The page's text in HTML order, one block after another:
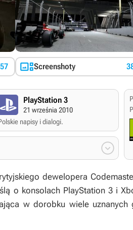
57 Screenshoty
PlayStation 3
21 września 2010
napisy i dialogi.

dewelopera
o konsolach PlayStation 3 i
w dorobku wiele